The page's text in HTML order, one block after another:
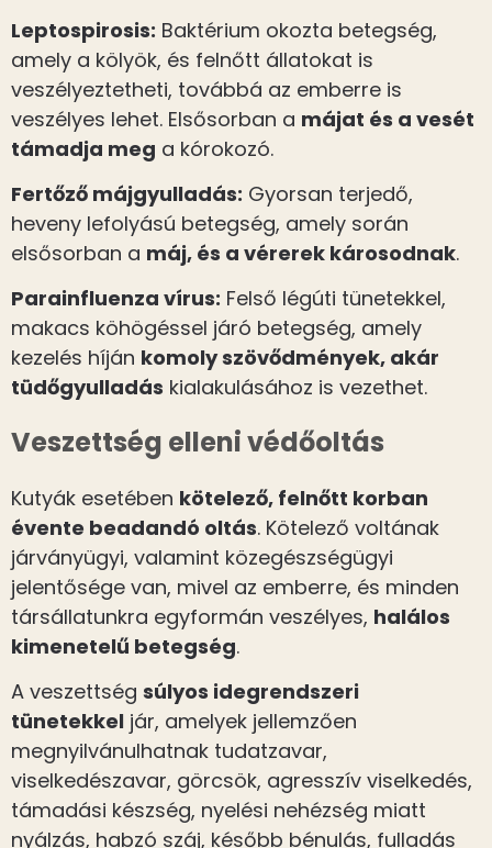
Leptospirosis: Baktérium okozta betegség,
amely a kölyök, és felnőtt állatokat is
veszélyeztetheti, továbbá az emberre is
veszélyes lehet. Elsősorban a májat és a vesét
támadja meg a kórokozó.
Fertőző májgyulladás: Gyorsan terjedő,
heveny lefolyású betegség, amely során
elsősorban a máj, és a vérerek károsodnak.
Parainfluenza vírus: Felső légúti tünetekkel,
makacs köhögéssel járó betegség, amely
kezelés híján komoly szövődmények, akár
tüdőgyulladás kialakulásához is vezethet.
Veszettség elleni védőoltás
Kutyák esetében kötelező, felnőtt korban
évente beadandó oltás. Kötelező voltának
járványügyi, valamint közegészségügyi
jelentősége van, mivel az emberre, és minden
társállatunkra egyformán veszélyes, halálos
kimenetelű betegség.
A veszettség súlyos idegrendszeri
tünetekkel jár, amelyek jellemzően
megnyilvánulhatnak tudatzavar,
viselkedészavar, görcsök, agresszív viselkedés,
támadási készség, nyelési nehézség miatt
nyálzás, habzó száj, később bénulás, fulladás